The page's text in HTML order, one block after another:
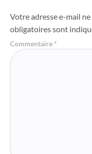
Votre adresse e-mail
obligatoires sont
Commentaire *